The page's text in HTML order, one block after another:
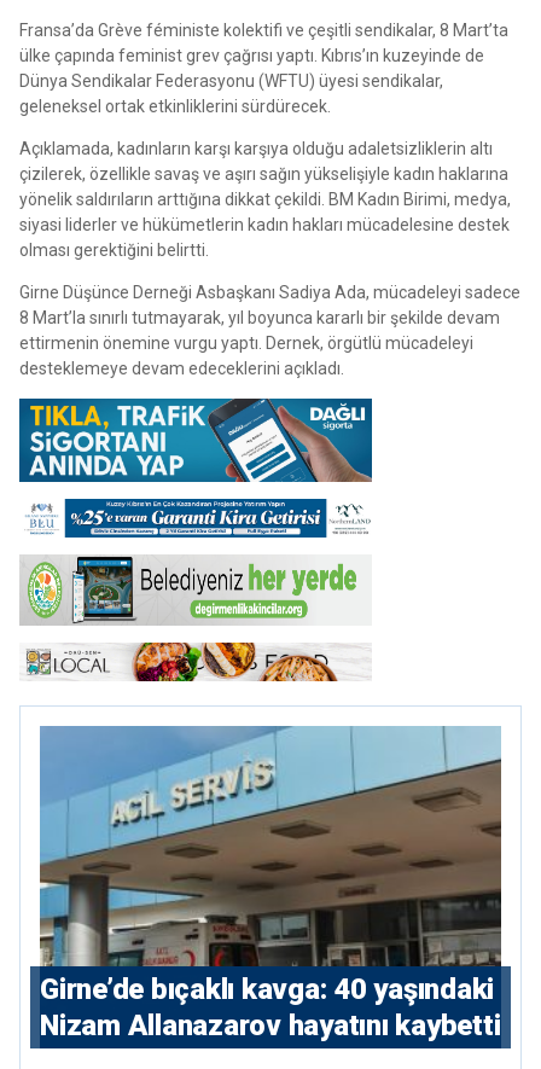
Fransa’da Grève féministe kolektifi ve çeşitli sendikalar, 8 Mart’ta
ülke çapında feminist grev çağrısı yaptı. Kıbrıs’ın kuzeyinde de
Dünya Sendikalar Federasyonu (WFTU) üyesi sendikalar,
geleneksel ortak etkinliklerini sürdürecek.
Açıklamada, kadınların karşı karşıya olduğu adaletsizliklerin altı
çizilerek, özellikle savaş ve aşırı sağın yükselişiyle kadın haklarına
yönelik saldırıların arttığına dikkat çekildi. BM Kadın Birimi, medya,
siyasi liderler ve hükümetlerin kadın hakları mücadelesine destek
olması gerektiğini belirtti.
Girne Düşünce Derneği Asbaşkanı Sadiya Ada, mücadeleyi sadece
8 Mart’la sınırlı tutmayarak, yıl boyunca kararlı bir şekilde devam
ettirmenin önemine vurgu yaptı. Dernek, örgütlü mücadeleyi
desteklemeye devam edeceklerini açıkladı.
Girne’de bıçaklı kavga: 40 yaşındaki
Nizam Allanazarov hayatını kaybetti